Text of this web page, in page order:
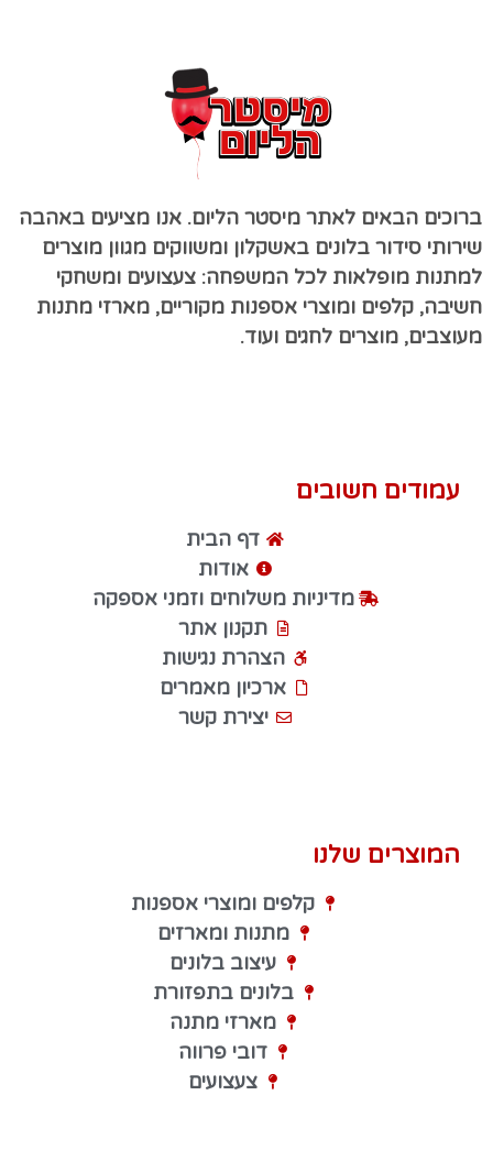
ברוכים הבאים לאתר מיסטר הליום. אנו מציעים באהבה
שירותי סידור בלונים באשקלון ומשווקים מגוון מוצרים
למתנות מופלאות לכל המשפחה: צעצועים ומשחקי
חשיבה, קלפים ומוצרי אספנות מקוריים, מארזי מתנות
מעוצבים, מוצרים לחגים ועוד.
עמודים חשובים
דף הבית
אודות
מדיניות משלוחים וזמני אספקה
תקנון אתר
הצהרת נגישות
ארכיון מאמרים
יצירת קשר
המוצרים שלנו
קלפים ומוצרי אספנות
מתנות ומארזים
עיצוב בלונים
בלונים בתפזורת
מארזי מתנה
דובי פרווה
צעצועים